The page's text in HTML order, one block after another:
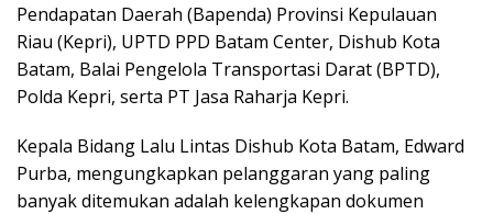
Pendapatan Daerah (Bapenda) Provinsi Kepulauan
Riau (Kepri), UPTD PPD Batam Center, Dishub Kota
Batam, Balai Pengelola Transportasi Darat (BPTD),
Polda Kepri, serta PT Jasa Raharja Kepri.
Kepala Bidang Lalu Lintas Dishub Kota Batam, Edward
Purba, mengungkapkan pelanggaran yang paling
banyak ditemukan adalah kelengkapan dokumen